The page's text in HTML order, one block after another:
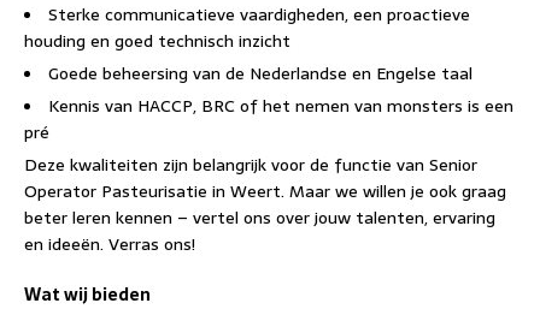
Sterke communicatieve vaardigheden, een proactieve
houding en goed technisch inzicht
Goede beheersing van de Nederlandse en Engelse taal
Kennis van HACCP, BRC of het nemen van monsters is een
pré
Deze kwaliteiten zijn belangrijk voor de functie van Senior
Operator Pasteurisatie in Weert. Maar we willen je ook graag
beter leren kennen – vertel ons over jouw talenten, ervaring
en ideeën. Verras ons!
Wat wij bieden